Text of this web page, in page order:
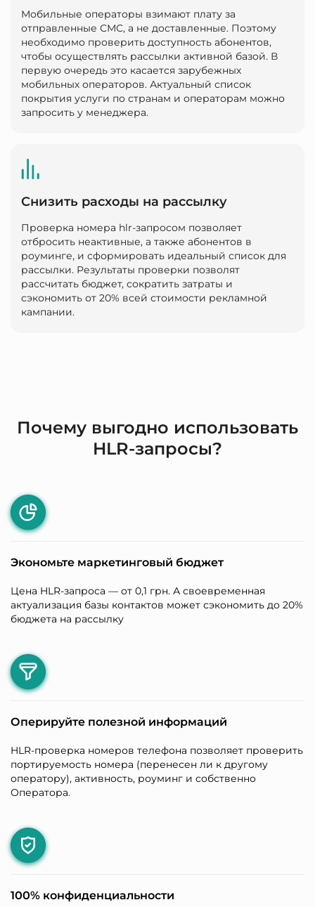
Мобильные операторы взимают плату за
отправленные СМС, а не доставленные. Поэтому
необходимо проверить доступность абонентов,
чтобы осуществлять рассылки активной базой. В
первую очередь это касается зарубежных
мобильных операторов. Актуальный список
покрытия услуги по странам и операторам можно
запросить у менеджера.
Снизить расходы на рассылку
Проверка номера hlr-запросом позволяет
отбросить неактивные, а также абонентов в
роуминге, и сформировать идеальный список для
рассылки. Результаты проверки позволят
рассчитать бюджет, сократить затраты и
сэкономить от 20% всей стоимости рекламной
кампании.
Почему выгодно использовать
HLR-запросы?
Экономьте маркетинговый бюджет
Цена HLR-запроса — от 0,1 грн. А своевременная
актуализация базы контактов может сэкономить до 20%
бюджета на рассылку
Оперируйте полезной информаций
HLR-проверка номеров телефона позволяет проверить
портируемость номера (перенесен ли к другому
оператору), активность, роуминг и собственно
Оператора.
100% конфиденциальности